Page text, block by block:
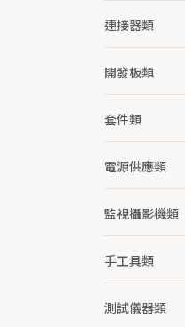
連接器類
開發板類
套件類
電源供應類
監視攝影機類
手工具類
測試儀器類